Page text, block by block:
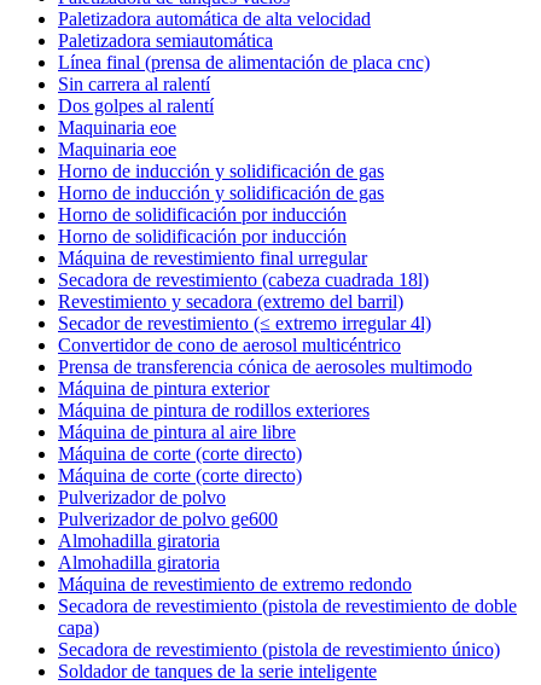
Paletizadora automática de alta velocidad
Paletizadora semiautomática
Línea final (prensa de alimentación de placa cnc)
Sin carrera al ralentí
Dos golpes al ralentí
Maquinaria eoe
Maquinaria eoe
Horno de inducción y solidificación de gas
Horno de inducción y solidificación de gas
Horno de solidificación por inducción
Horno de solidificación por inducción
Máquina de revestimiento final urregular
Secadora de revestimiento (cabeza cuadrada 18l)
Revestimiento y secadora (extremo del barril)
Secador de revestimiento (≤ extremo irregular 4l)
Convertidor de cono de aerosol multicéntrico
Prensa de transferencia cónica de aerosoles multimodo
Máquina de pintura exterior
Máquina de pintura de rodillos exteriores
Máquina de pintura al aire libre
Máquina de corte (corte directo)
Máquina de corte (corte directo)
Pulverizador de polvo
Pulverizador de polvo ge600
Almohadilla giratoria
Almohadilla giratoria
Máquina de revestimiento de extremo redondo
Secadora de revestimiento (pistola de revestimiento de doble
capa)
Secadora de revestimiento (pistola de revestimiento único)
Soldador de tanques de la serie inteligente